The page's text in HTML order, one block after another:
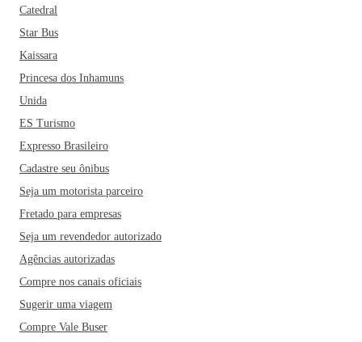
Catedral
Star Bus
Kaissara
Princesa dos Inhamuns
Unida
ES Turismo
Expresso Brasileiro
Cadastre seu ônibus
Seja um motorista parceiro
Fretado para empresas
Seja um revendedor autorizado
Agências autorizadas
Compre nos canais oficiais
Sugerir uma viagem
Compre Vale Buser